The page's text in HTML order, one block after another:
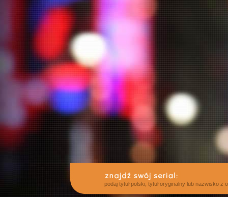
podaj tytuł polski, tytuł oryginalny lub nazwisko z